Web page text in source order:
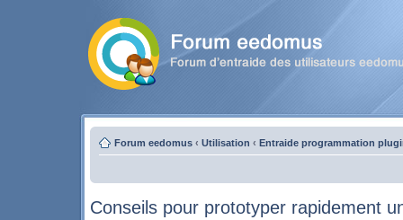
Forum eedomus ‹ Utilisation ‹ Entraide programmation
Conseils pour prototyper rapidement